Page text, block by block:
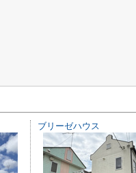
ブリーゼハウス